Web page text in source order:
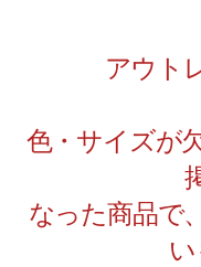
アウト
色・サイズが
なった商品で
い